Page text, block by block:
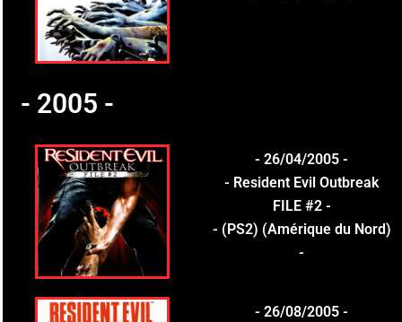
- 2005 -
- 26/04/2005 -
- Resident Evil Outbreak
FILE #2 -
- (PS2) (Amérique du Nord)
-
- 26/08/2005 -